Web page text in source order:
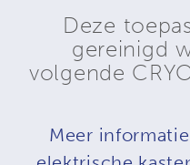
Deze
gereinigd
volgende
Meer